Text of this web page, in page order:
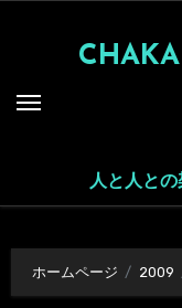
人と人と
ホームページ 2009